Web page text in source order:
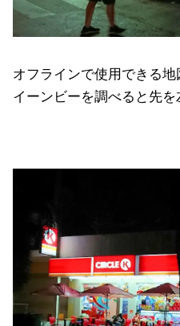
オフラインで使用できる地
イーンビーを調べると先を